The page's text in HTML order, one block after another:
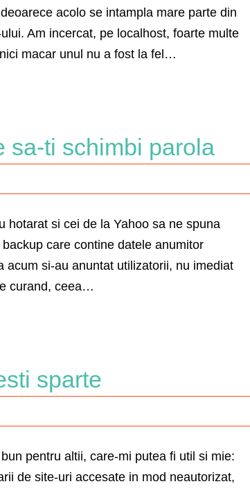
acolo se intampla mare parte din
Am incercat, pe localhost, foarte multe
macar unul nu a fost la fel…
sa-ti schimbi parola
hotarat si cei de la Yahoo sa ne spuna
care contine datele anumitor
acum si-au anuntat utilizatorii, nu imediat
curand, ceea…
sparte
pentru altii, care-mi putea fi util si mie:
de site-uri accesate in mod neautorizat,